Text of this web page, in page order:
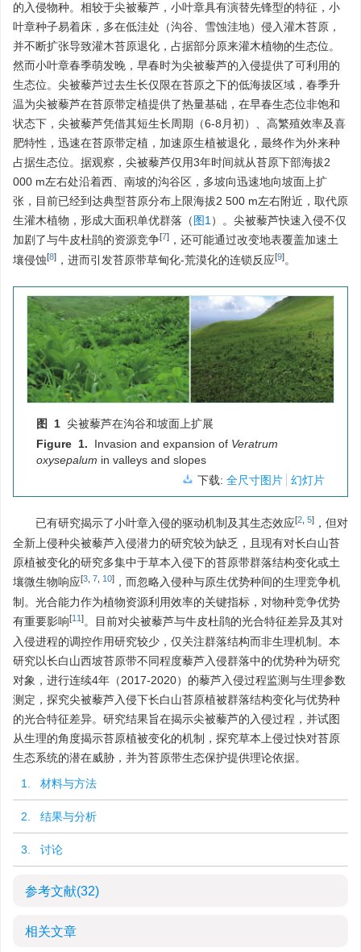
的入侵物种。相较于尖被藜芦，小叶章具有演替先锋型的特征，小
叶章种子易着床，多在低洼处（沟谷、雪蚀洼地）侵入灌木苔原，
并不断扩张导致灌木苔原退化，占据部分原来灌木植物的生态位。
然而小叶章春季萌发晚，早春时为尖被藜芦的入侵提供了可利用的
生态位。尖被藜芦过去生长仅限在苔原之下的低海拔区域，春季升
温为尖被藜芦在苔原带定植提供了热量基础，在早春生态位非饱和
状态下，尖被藜芦凭借其短生长周期（6-8月初）、高繁殖效率及喜
肥特性，迅速在苔原带定植，加速原生植被退化，最终作为外来种
占据生态位。据观察，尖被藜芦仅用3年时间就从苔原下部海拔2
000 m左右处沿着西、南坡的沟谷区，多坡向迅速地向坡面上扩
张，目前已经到达典型苔原分布上限海拔2 500 m左右附近，取代原
生灌木植物，形成大面积单优群落（图1 ）。尖被藜芦快速入侵不仅
加剧了与牛皮杜鹃的资源竞争[7] ，还可能通过改变地表覆盖加速土
壤侵蚀[8] ，进而引发苔原带草甸化-荒漠化的连锁反应[9]。
图 1 尖被藜芦在沟谷和坡面上扩展
Figure 1.
Invasion and expansion of Veratrum
oxysepalum in valleys and slopes
下载: 全尺寸图片 幻灯片
已有研究揭示了小叶章入侵的驱动机制及其生态效应[2 5] ，但对
全新上侵种尖被藜芦入侵潜力的研究较为缺乏，且现有对长白山苔
原植被变化的研究多集中于草本入侵下的苔原带群落结构变化或土
壤微生物响应[3 7 10] ，而忽略入侵种与原生优势种间的生理竞争机
制。光合能力作为植物资源利用效率的关键指标，对物种竞争优势
有重要影响[11 ]。目前对尖被藜芦与牛皮杜鹃的光合特征差异及其对
入侵进程的调控作用研究较少，仅关注群落结构而非生理机制。本
研究以长白山西坡苔原带不同程度藜芦入侵群落中的优势种为研究
对象，进行连续4年（2017-2020）的藜芦入侵过程监测与生理参数
测定，探究尖被藜芦入侵下长白山苔原植被群落结构变化与优势种
的光合特征差异。研究结果旨在揭示尖被藜芦的入侵过程，并试图
从生理的角度揭示苔原植被变化的机制，探究草本上侵过快对苔原
生态系统的潜在威胁，并为苔原带生态保护提供理论依据。
1. 材料与方法
2. 结果与分析
3. 讨论
参考文献(32)
相关文章